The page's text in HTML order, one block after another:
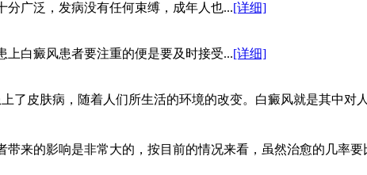
广泛，发病没有任何束缚，成年人也...[详细]
白癜风患者要注重的便是要及时接受...[详细]
了皮肤病，随着人们所生活的环境的改变。白癜风就是其中
来的影响是非常大的，按目前的情况来看，虽然治愈的几率